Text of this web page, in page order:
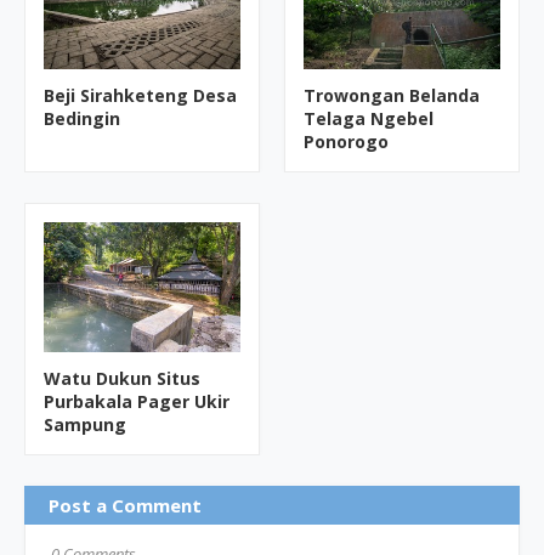
Beji Sirahketeng Desa
Bedingin
Trowongan Belanda
Telaga Ngebel
Ponorogo
Watu Dukun Situs
Purbakala Pager Ukir
Sampung
Post a Comment